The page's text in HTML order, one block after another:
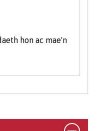
hon ac mae'n